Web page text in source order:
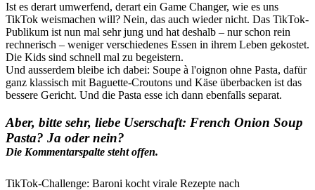
Ist es derart umwerfend, derart ein Game Changer, wie es uns
TikTok weismachen will? Nein, das auch wieder nicht. Das TikTok-
Publikum ist nun mal sehr jung und hat deshalb – nur schon rein
rechnerisch – weniger verschiedenes Essen in ihrem Leben gekostet.
Die Kids sind schnell mal zu begeistern.
Und ausserdem bleibe ich dabei: Soupe à l'oignon ohne Pasta, dafür
ganz klassisch mit Baguette-Croutons und Käse überbacken ist das
bessere Gericht. Und die Pasta esse ich dann ebenfalls separat.
Aber, bitte sehr, liebe Userschaft: French Onion Soup
Pasta? Ja oder nein?
Die Kommentarspalte steht offen.
TikTok-Challenge: Baroni kocht virale Rezepte nach